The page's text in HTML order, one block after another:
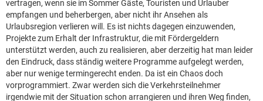
vertragen, wenn sie im Sommer Gäste, Touristen und Urlauber
empfangen und beherbergen, aber nicht ihr Ansehen als
Urlaubsregion verlieren will. Es ist nichts dagegen einzuwenden,
Projekte zum Erhalt der Infrastruktur, die mit Fördergeldern
unterstützt werden, auch zu realisieren, aber derzeitig hat man leider
den Eindruck, dass ständig weitere Programme aufgelegt werden,
aber nur wenige termingerecht enden. Da ist ein Chaos doch
vorprogrammiert. Zwar werden sich die Verkehrsteilnehmer
irgendwie mit der Situation schon arrangieren und ihren Weg finden,